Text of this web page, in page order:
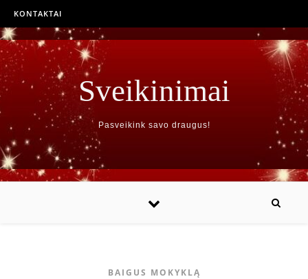
KONTAKTAI
Sveikinimai
Pasveikink savo draugus!
BAIGUS MOKYKLĄ